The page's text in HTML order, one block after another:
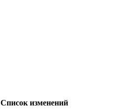
Список изменений